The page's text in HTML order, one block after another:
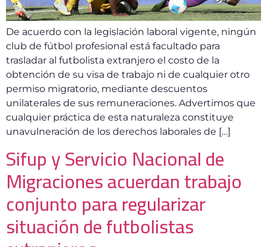
De acuerdo con la legislación laboral vigente, ningún
club de fútbol profesional está facultado para
trasladar al futbolista extranjero el costo de la
obtención de su visa de trabajo ni de cualquier otro
permiso migratorio, mediante descuentos
unilaterales de sus remuneraciones. Advertimos que
cualquier práctica de esta naturaleza constituye
unavulneración de los derechos laborales de […]
Sifup y Servicio Nacional de
Migraciones acuerdan trabajo
conjunto para regularizar
situación de futbolistas